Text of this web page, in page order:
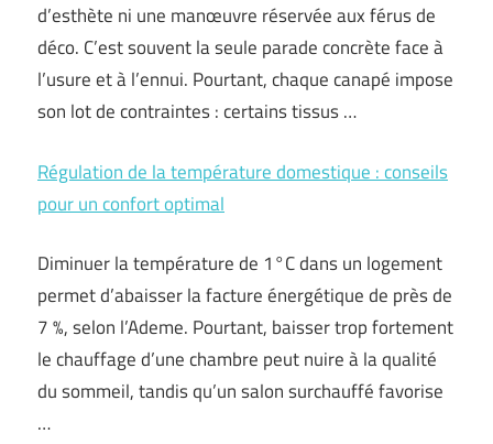
d’esthète ni une manœuvre réservée aux férus de
déco. C’est souvent la seule parade concrète face à
l’usure et à l’ennui. Pourtant, chaque canapé impose
son lot de contraintes : certains tissus …
Régulation de la température domestique : conseils
pour un confort optimal
Diminuer la température de 1°C dans un logement
permet d’abaisser la facture énergétique de près de
7 %, selon l’Ademe. Pourtant, baisser trop fortement
le chauffage d’une chambre peut nuire à la qualité
du sommeil, tandis qu’un salon surchauffé favorise
…